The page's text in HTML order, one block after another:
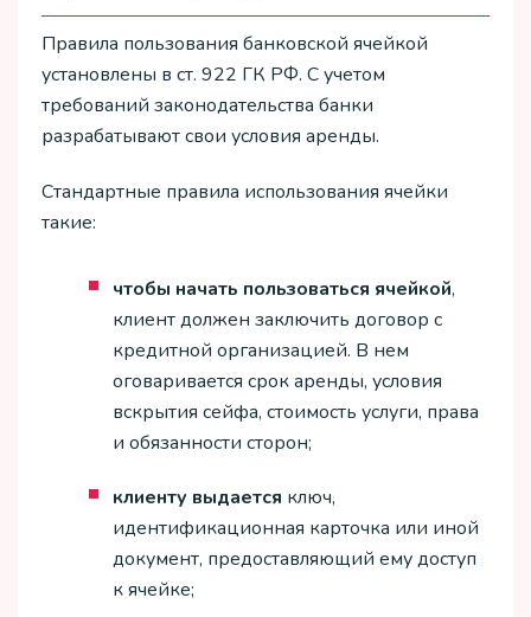
Правила пользования банковской ячейкой
установлены в ст. 922 ГК РФ. С учетом
требований законодательства банки
разрабатывают свои условия аренды.
Стандартные правила использования ячейки
такие:
чтобы начать пользоваться ячейкой,
клиент должен заключить договор с
кредитной организацией. В нем
оговаривается срок аренды, условия
вскрытия сейфа, стоимость услуги, права
и обязанности сторон;
клиенту выдается ключ,
идентификационная карточка или иной
документ, предоставляющий ему доступ
к ячейке;